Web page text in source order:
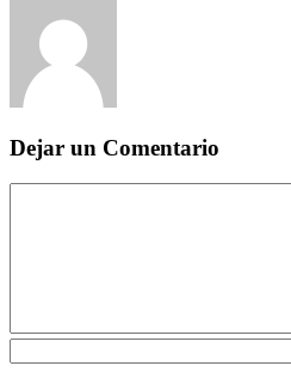
Dejar un Comentario